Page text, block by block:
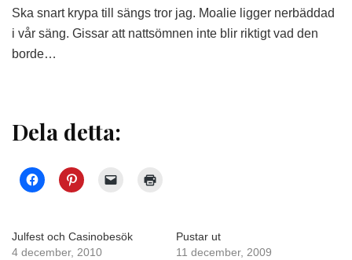
Ska snart krypa till sängs tror jag. Moalie ligger nerbäddad
i vår säng. Gissar att nattsömnen inte blir riktigt vad den
borde…
Dela detta:
Julfest och Casinobesök
4 december, 2010
Pustar ut
11 december, 2009